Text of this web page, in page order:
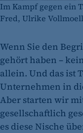
Im Kampf gegen ein
Fred, Ulrike
Wenn Sie den
gehört haben –
allein. Und das ist
Unternehmen in
Aber starten wir
gesellschaftlich
es diese Nische